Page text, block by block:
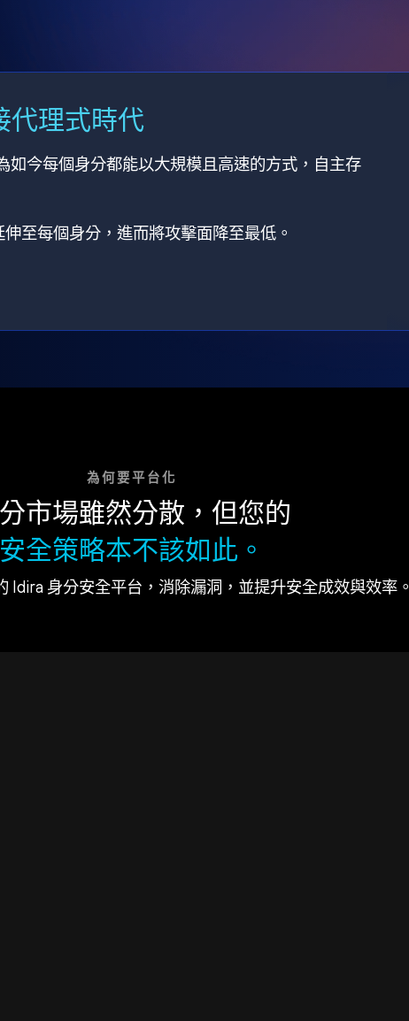
代理式時代
今每個身分都能以大規模且高速的方式，自主存
至每個身分，進而將攻擊面降至最低。
為何要平台化
市場雖然分散，但您的
安全策略本不該如此。
Idira 身分安全平台，消除漏洞，並提升安全成效與效率。